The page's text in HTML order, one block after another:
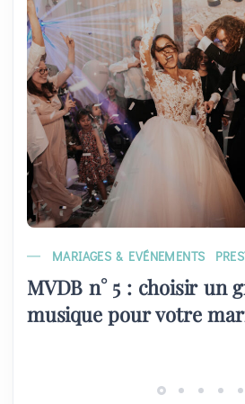
MARIAGES & EVÉNEMENTS
MVDB n° 5 : choisir un
musique pour votre